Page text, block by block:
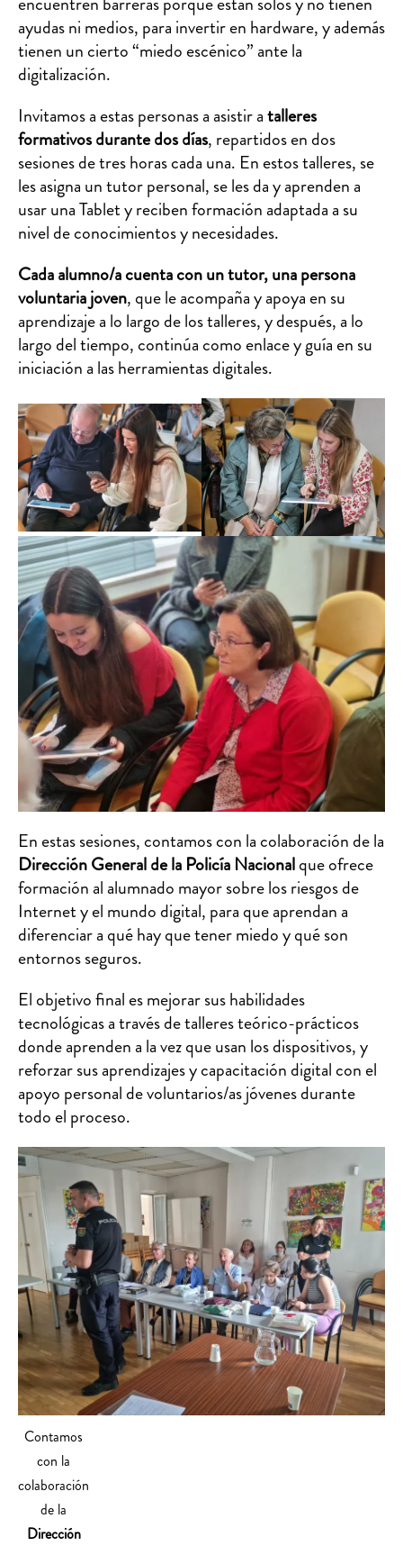
ayudas ni medios, para invertir en hardware, y además
tienen un cierto “miedo escénico” ante la
digitalización.
Invitamos a estas personas a asistir atalleres
formativos durante dos días, repartidos en dos
sesiones de tres horas cada una. En estos talleres, se
les asigna un tutor personal, se les da y aprenden a
usar una Tablet y reciben formación adaptada a su
nivel de conocimientos y necesidades.
Cada alumno/acuenta con un tutor,una persona
voluntaria joven, que le acompaña y apoya en su
aprendizaje a lo largo de los talleres, y después, a lo
largo del tiempo, continúa como enlace y guía en su
iniciación a las herramientas digitales.
En estas sesiones, contamos con la colaboración de la
Dirección General de la Policía Nacionalque ofrece
formación al alumnado mayor sobre los riesgos de
Internet y el mundo digital, para que aprendan a
diferenciar a qué hay que tener miedo y qué son
entornos seguros.
El objetivo final es mejorar sus habilidades
tecnológicas a través de talleres teórico-prácticos
donde aprenden a la vez que usan los dispositivos, y
reforzar sus aprendizajes y capacitación digital con el
apoyo personal de voluntarios/as jóvenes durante
todo el proceso.
Contamos
con la
colaboración
de la
Dirección